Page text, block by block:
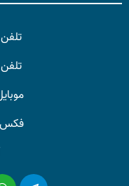
تلفن:
تلفن:
موبایل:
فکس: